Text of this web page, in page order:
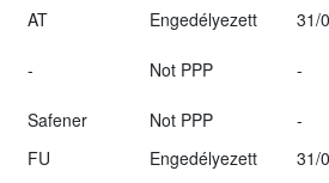
AT Engedélyezett
31/
- Not PPP
-
Safener Not PPP
-
FU Engedélyezett
31/